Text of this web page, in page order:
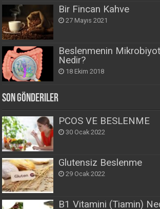
Bir Fincan Kahve
27 Mayıs 2021
Beslenmenin
Nedir?
18 Ekim 2018
Son Gönderiler
PCOS VE BESLENME
30 Ocak 2022
Glutensiz Beslenme
29 Ocak 2022
B1 Vitamini (Tiamin)